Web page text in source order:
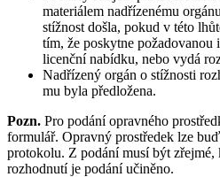
materiálem nadřízenému
stížnost došla, pokud v této
tím, že poskytne požadovanou
licenční nabídku, nebo vydá
Nadřízený orgán o stížnosti
mu byla předložena.
Pozn. Pro podání opravného
formulář. Opravný prostředek lze
protokolu. Z podání musí být
rozhodnutí je podání učiněno.